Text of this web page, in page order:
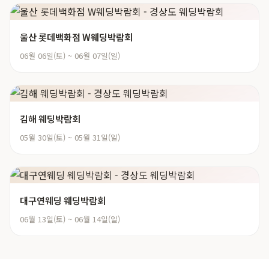
울산 롯데백화점 W웨딩박람회
06월 06일(토) ~ 06월 07일(일)
김해 웨딩박람회
05월 30일(토) ~ 05월 31일(일)
대구연웨딩 웨딩박람회
06월 13일(토) ~ 06월 14일(일)